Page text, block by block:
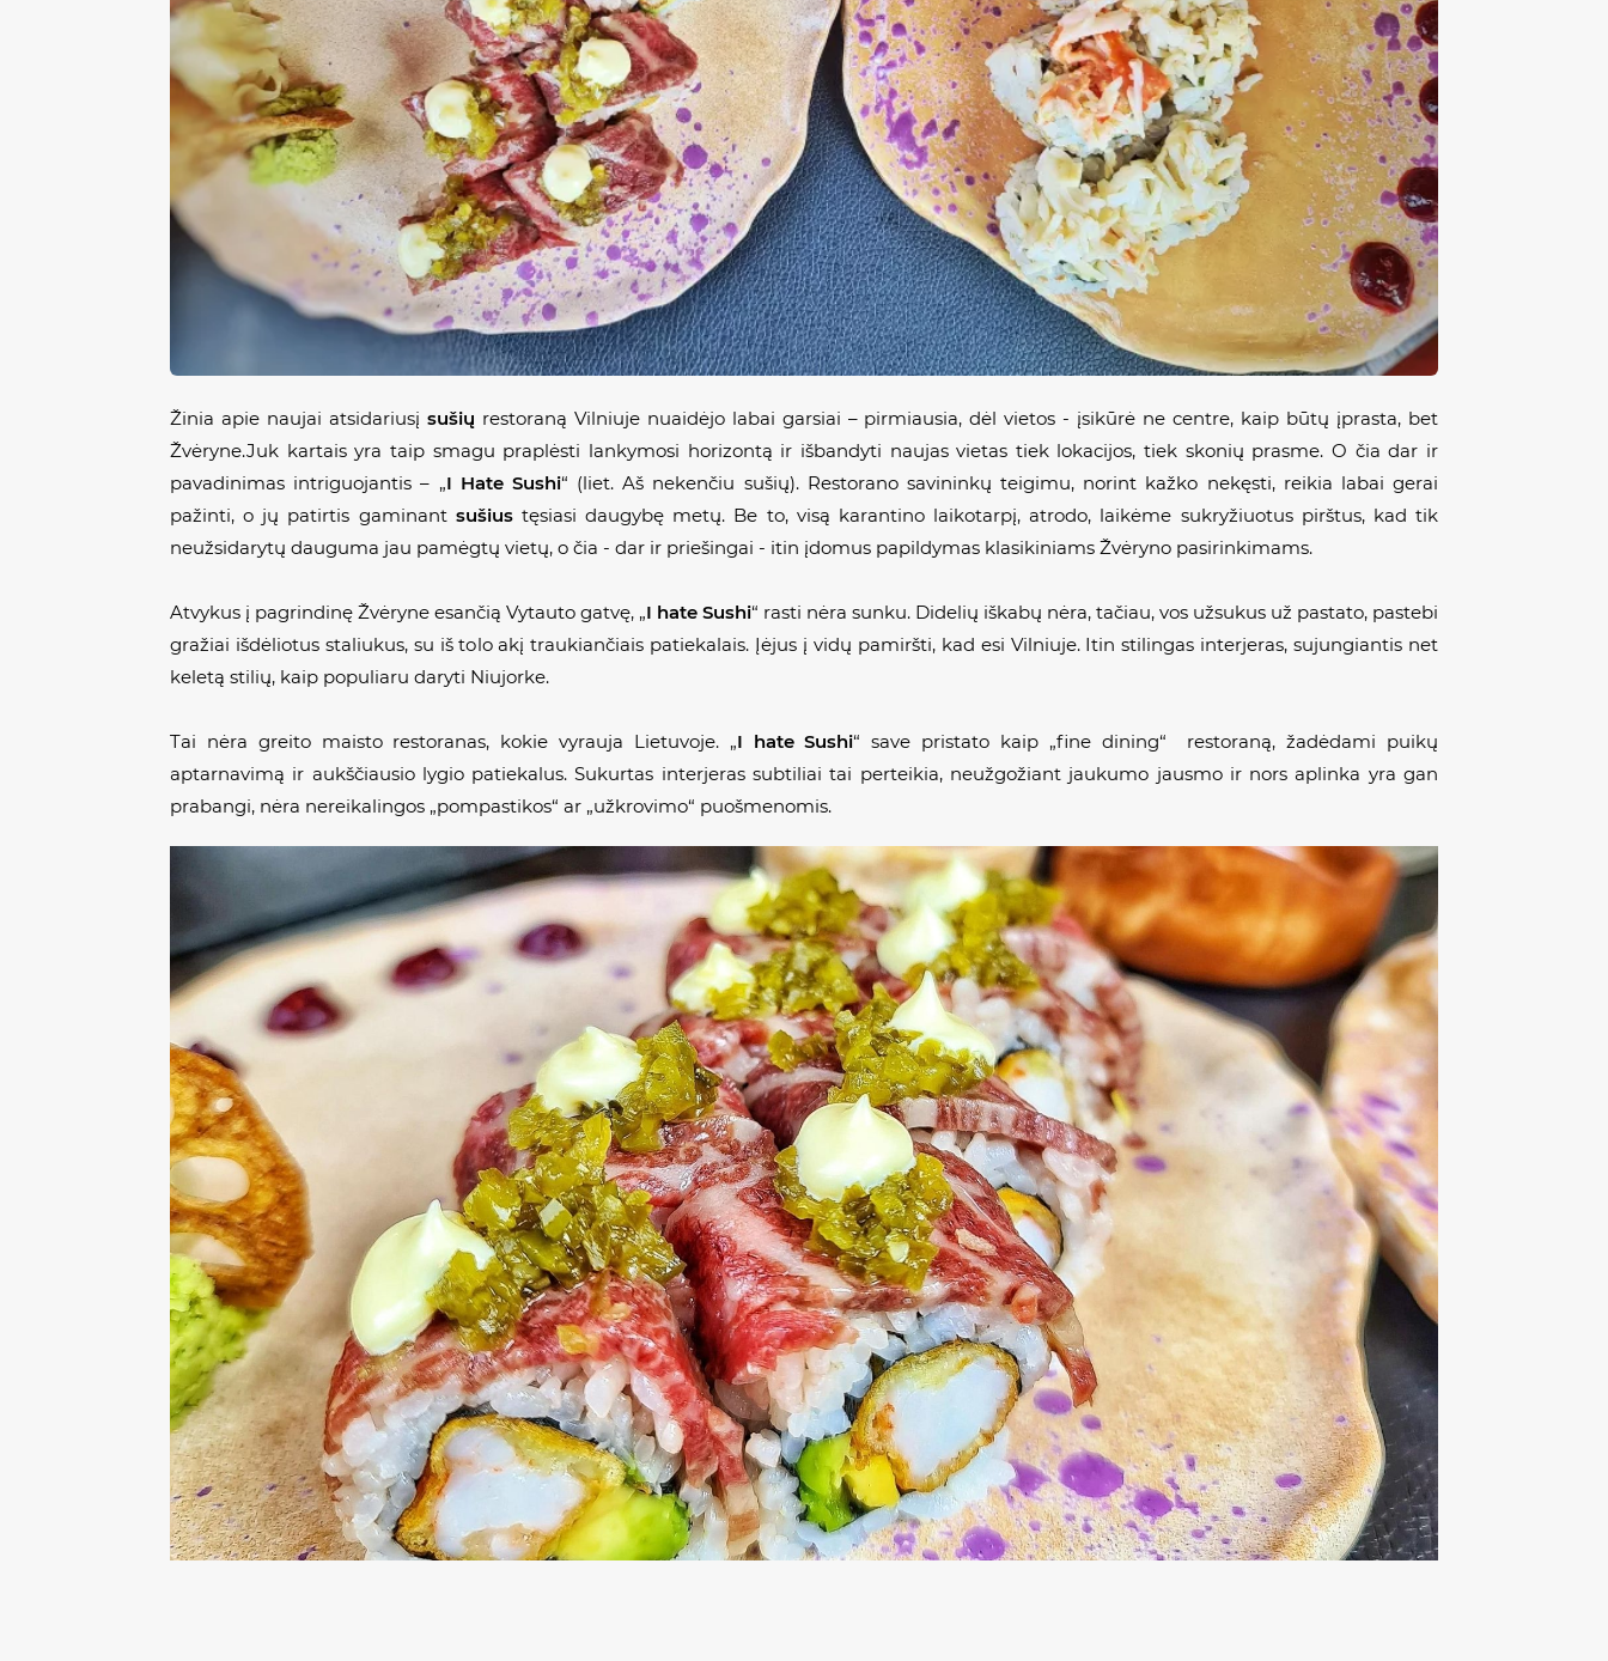
Žinia apie naujai atsidariusį sušių restoraną Vilniuje nuaidėjo labai garsiai – pirmiausia, dėl vietos - įsikūrė ne centre, kaip būtų įprasta, bet
Žvėryne.Juk kartais yra taip smagu praplėsti lankymosi horizontą ir išbandyti naujas vietas tiek lokacijos, tiek skonių prasme. O čia dar ir
pavadinimas intriguojantis – „I Hate Sushi“ (liet.Aš nekenčiu sušių). Restorano savininkų teigimu, norint kažko nekęsti, reikia labai gerai
pažinti, o jų patirtis gaminant sušiustęsiasi daugybę metų. Be to, visą karantino laikotarpį, atrodo, laikėme sukryžiuotus pirštus, kad tik
neužsidarytų dauguma jau pamėgtų vietų, o čia - dar ir priešingai - itin įdomus papildymas klasikiniams Žvėryno pasirinkimams.
Atvykus į pagrindinę Žvėryne esančią Vytauto gatvę, „I hate Sushi“ rasti nėra sunku. Didelių iškabų nėra, tačiau, vos užsukus už pastato, pastebi
gražiai išdėliotus staliukus, su iš tolo akį traukiančiais patiekalais. Įėjus į vidų pamiršti, kad esi Vilniuje. Itin stilingas interjeras, sujungiantis net
keletą stilių, kaip populiaru daryti Niujorke.
Tai nėra greito maisto restoranas, kokie vyrauja Lietuvoje. „I hate Sushi“save pristato kaip „fine dining“ restoraną, žadėdami puikų
aptarnavimą ir aukščiausio lygio patiekalus. Sukurtas interjeras subtiliai tai perteikia, neužgožiant jaukumo jausmo ir nors aplinka yra gan
prabangi, nėra nereikalingos „pompastikos“ ar „užkrovimo“ puošmenomis.